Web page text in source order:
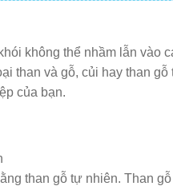
không thể nhầm lẫn vào
than và gỗ, củi hay than gỗ
của bạn.
than gỗ tự nhiên. Than